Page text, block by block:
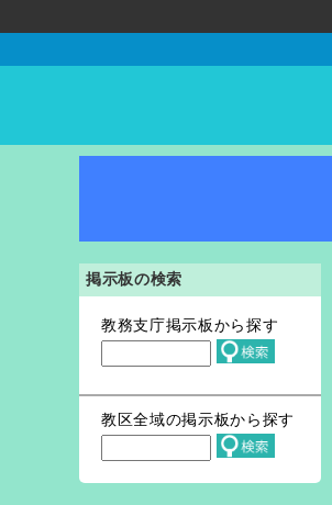
掲示板の検索
教務支庁掲示板から探す
教区全域の掲示板から探す